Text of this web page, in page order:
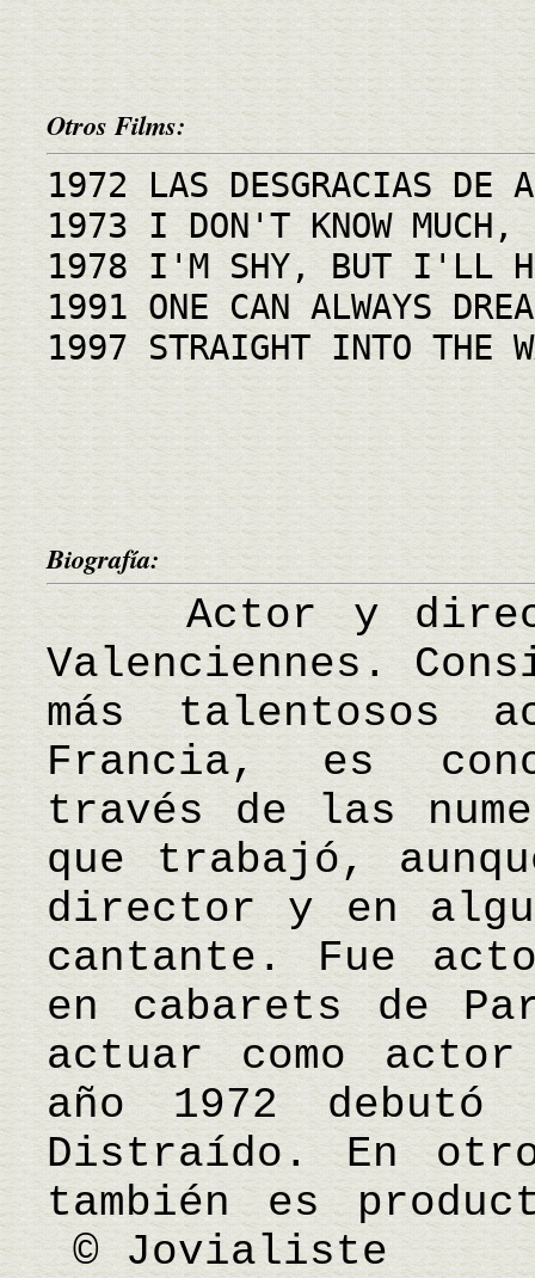
Otros Films:
1972 LAS DESGRACIAS DE
1973 I DON'T KNOW
1978 I'M SHY, BUT I'LL
1991 ONE CAN ALWAYS
1997 STRAIGHT INTO THE
Biografía:
Actor y
Valenciennes.
más talentosos
Francia, es
través de las
que trabajó,
director y en
cantante. Fue
en cabarets de
actuar como
año 1972
Distraído. En
también es
© Jovialiste